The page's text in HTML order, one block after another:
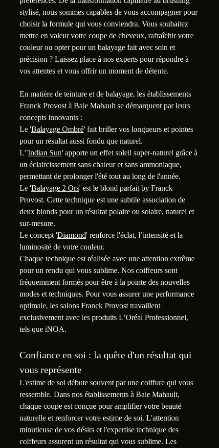
1
stylisé, nous sommes capables de vous accompagner pour
choisir la formule qui vous conviendra. Vous souhaitez
mettre en valeur votre coupe de cheveux, rafraîchir votre
couleur ou opter pour un balayage fait avec soin et
précision ? Laissez place à nos experts pour répondre à
vos attentes et vous offrir un moment de détente.
En matière de teinture et de balayage, les établissements
Franck Provost à Baie Mahault se démarquent par leurs
concepts innovants :
Le 'Balayage Ombré' fait briller vos longueurs et pointes
pour un résultat aussi fondu que naturel.
L’'Indian Sun' apporte un effet soleil super-naturel grâce à
un éclaircissement sans chaleur et sans ammoniaque,
permettant de prolonger l'été tout au long de l'année.
Le 'Balayage 2 Ors' est le blond parfait by Franck
Provost. Cette technique est une subtile association de
deux blonds pour un résultat polaire ou solaire, naturel et
sur-mesure.
Le concept 'Diamond' renforce l'éclat, l’intensité et la
luminosité de votre couleur.
Chaque technique est réalisée avec une attention extrême
pour un rendu qui vous sublime. Nos coiffeurs sont
fréquemment formés pour être à la pointe des nouvelles
modes et techniques. Pour vous assurer une performance
optimale, les salons Franck Provost travaillent
exclusivement avec les produits L’Oréal Professionnel,
tels que iNOA.
Confiance en soi : la quête d'un résultat qui
vous représente
L'estime de soi débute souvent par une coiffure qui vous
ressemble. Dans nos établissements à Baie Mahault,
chaque coupe est conçue pour amplifier votre beauté
naturelle et renforcer votre estime de soi. L'attention
minutieuse de vos désirs et l'expertise technique des
coiffeurs assurent un résultat qui vous sublime. Les